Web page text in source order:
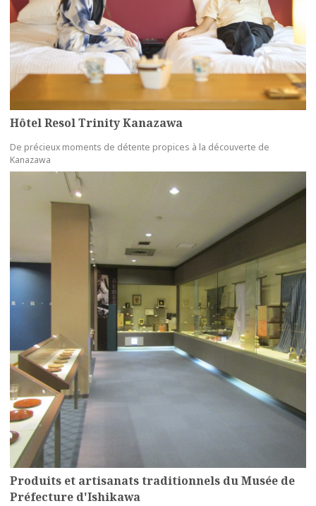
Hôtel Resol Trinity Kanazawa
De précieux moments de détente propices à la découverte de
Kanazawa
Produits et artisanats traditionnels du Musée de
Préfecture d'Ishikawa